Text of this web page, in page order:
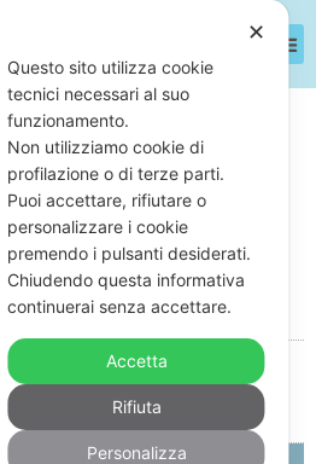
I Debiti
Delle
19:39
Nessun commento
✕
Questo sito utilizza cookie
tecnici necessari al suo
funzionamento.
Non utilizziamo cookie di
profilazione o di terze parti.
Puoi accettare, rifiutare o
personalizzare i cookie
premendo i pulsanti desiderati.
Chiudendo questa informativa
continuerai senza accettare.
Accetta
Rifiuta
Personalizza